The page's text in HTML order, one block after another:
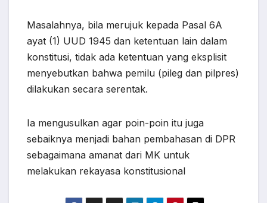
Masalahnya, bila merujuk kepada Pasal 6A
ayat (1) UUD 1945 dan ketentuan lain dalam
konstitusi, tidak ada ketentuan yang eksplisit
menyebutkan bahwa pemilu (pileg dan pilpres)
dilakukan secara serentak.
Ia mengusulkan agar poin-poin itu juga
sebaiknya menjadi bahan pembahasan di DPR
sebagaimana amanat dari MK untuk
melakukan rekayasa konstitusional